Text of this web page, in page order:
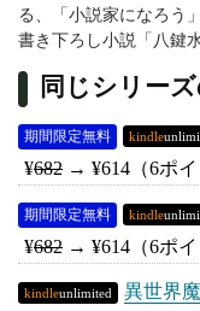
る、「小説家になろう
書き下ろし小説「八鍵
同じシリーズ
期間限定無料 kindle
¥682 → ¥614 （6ポ
期間限定無料 kindle
¥682 → ¥614 （6ポ
kindleunlimited
異世界